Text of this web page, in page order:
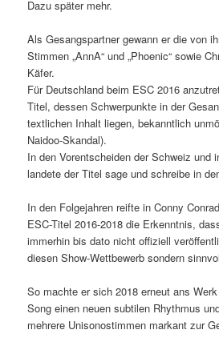
Dazu später mehr.
Als Gesangspartner gewann er die von
Stimmen „AnnA“ und „Phoenic“ sowie
Käfer.
Für Deutschland beim ESC 2016
Titel, dessen Schwerpunkte in der
textlichen Inhalt liegen, bekanntlich
Naidoo-Skandal).
In den Vorentscheiden der Schweiz und
landete der Titel sage und schreibe in
In den Folgejahren reifte in Conny
ESC-Titel 2016-2018 die Erkenntnis,
immerhin bis dato nicht offiziell
diesen Show-Wettbewerb sondern
So machte er sich 2018 erneut ans
Song einen neuen subtilen Rhythmus
mehrere Unisonostimmen markant zur